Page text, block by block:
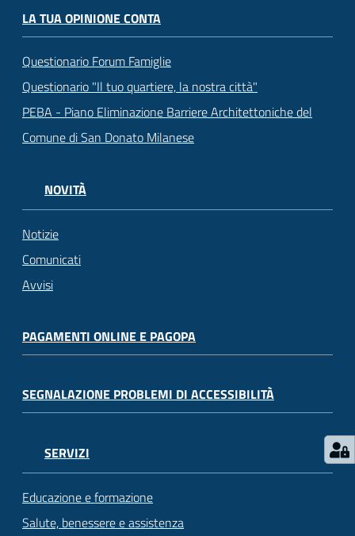
LA TUA OPINIONE CONTA
Questionario Forum Famiglie
Questionario "Il tuo quartiere, la nostra città"
PEBA - Piano Eliminazione Barriere Architettoniche del
Comune di San Donato Milanese
NOVITÀ
Notizie
Comunicati
Avvisi
PAGAMENTI ONLINE E PAGOPA
SEGNALAZIONE PROBLEMI DI ACCESSIBILITÀ
SERVIZI
Educazione e formazione
Salute, benessere e assistenza